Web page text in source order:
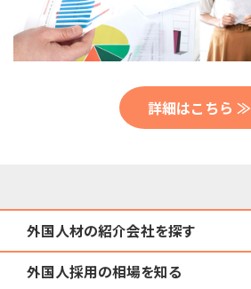
詳細はこちら ≫
外国人材の紹介会社を探す
地域から検索する
外国人採用の相場を知る